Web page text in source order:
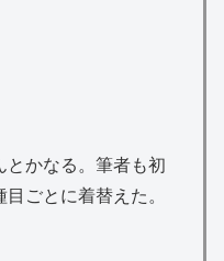
とかなる。筆者も初
ごとに着替えた。